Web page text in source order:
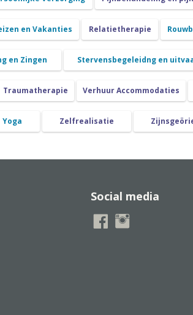
en Vakanties Relatietherapie
en Zingen Stervensbegeleidng en
Traumatherapie Verhuur Accommodaties
Yoga Zelfrealisatie
Social media